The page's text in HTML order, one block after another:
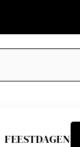
FEESTDAGEN